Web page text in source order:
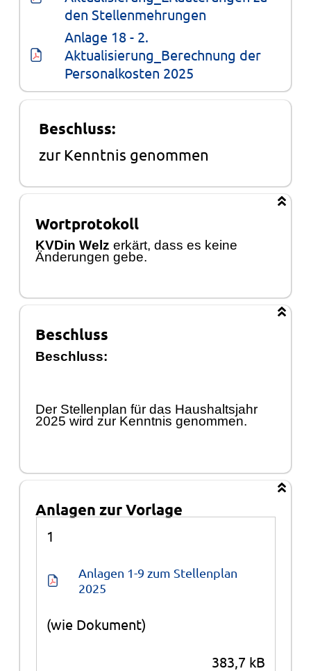
den Stellenmehrungen
Anlage 18 - 2.
Aktualisierung_Berechnung der
Personalkosten 2025
Beschluss:
zur Kenntnis genommen
Wortprotokoll
KVDin Welz erkärt, dass es keine
Änderungengebe.
Beschluss
Beschluss:
Der Stellenplan für das Haushaltsjahr
2025 wird zur Kenntnis genommen.
Anlagen zur Vorlage
1
Anlagen 1-9 zum Stellenplan
2025
(wie Dokument)
383,7 kB